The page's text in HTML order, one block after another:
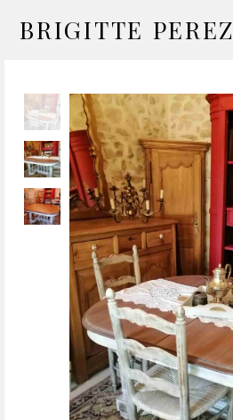
BRIGITTE PEREZ